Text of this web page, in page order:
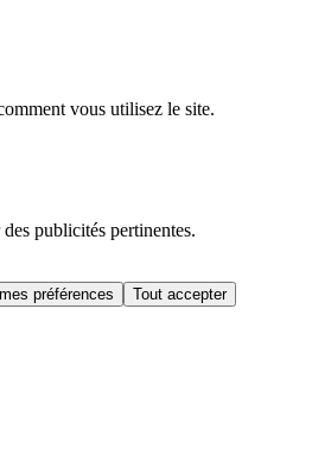
vous utilisez le site.
publicités pertinentes.
préférences Tout accepter